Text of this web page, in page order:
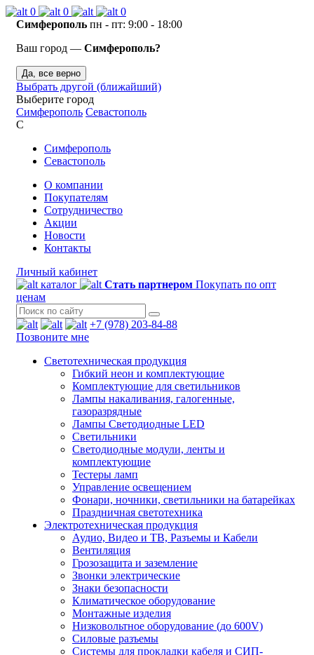
0 0
0
Симферополь пн - пт: 9:00 - 18:00
Ваш город — Симферополь?
Да, все верно
Выбрать другой (ближайший)
Выберите город
Симферополь Севастополь
С
Симферополь
Севастополь
О компании
Покупателям
Сотрудничество
Акции
Новости
Контакты
Личный кабинет
каталог
Стать партнером Покупать по опт
ценам
+7 (978) 203-84-88
Позвоните мне
Светотехническая продукция
Гибкий неон и комплектующие
Комплектующие для светильников
Лампы накаливания, галогенные,
газоразрядные
Лампы Светодиодные LED
Светильники
Светодиодные модули, ленты и
комплектующие
Тестеры ламп
Управление освещением
Фонари, ночники, светильники на батарейках
Праздничная светотехника
Электротехническая продукция
Аудио, Видео и ТВ, Разъемы и Кабели
Вентиляция
Грозозащита и заземление
Звонки электрические
Знаки безопасности
Климатическое оборудование
Монтажные изделия
Низковольтное оборудование (до 600V)
Силовые разъемы
Системы для прокладки кабеля и СИП-